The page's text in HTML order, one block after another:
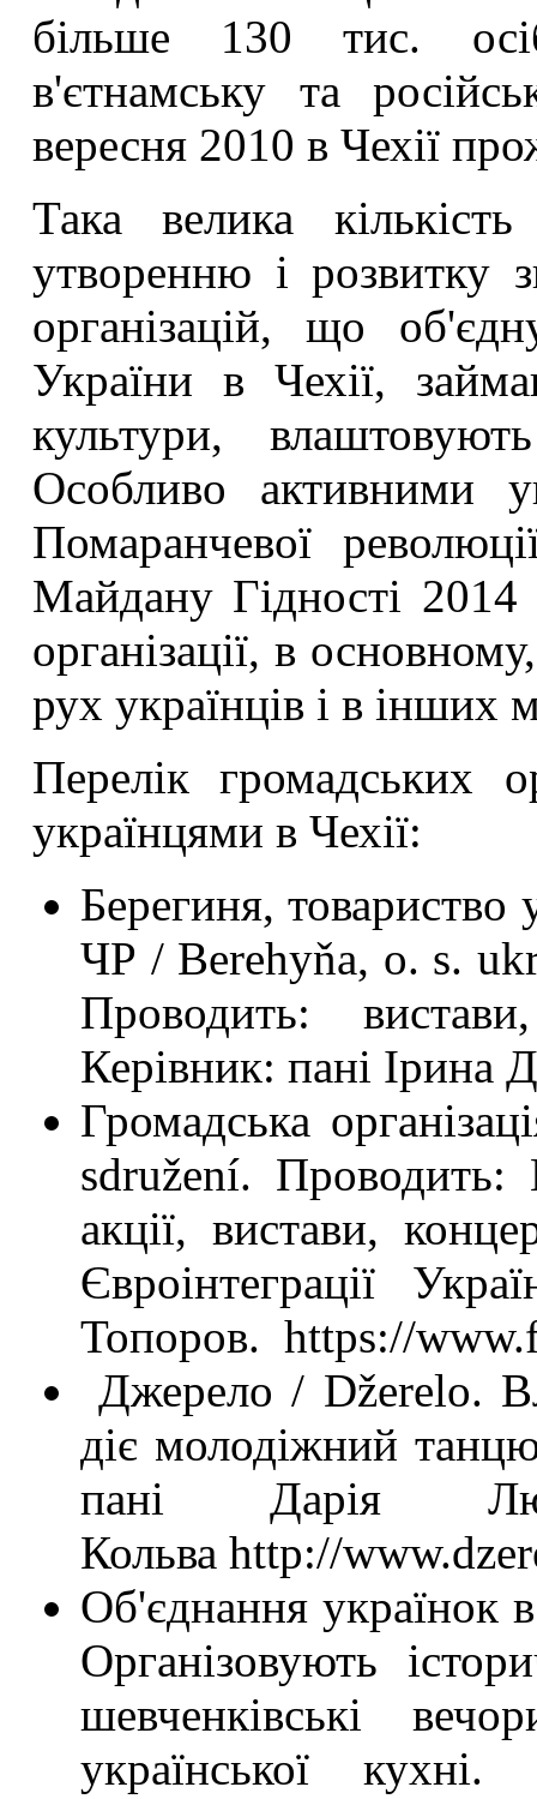
більше 130 тис.
в'єтнамську та
вересня 2010 в Чехії
Така велика
утворенню і розвитку
організацій, що
України в Чехії,
культури,
Особливо активними
Помаранчевої
Майдану Гідності 2014
організації, в
рух українців і в інших
Перелік громадських
українцями в Чехії:
Берегиня, товариство
ЧР / Berehyňa, o. s.
Проводить:
Керівник: пані Ірина
Громадська
sdružení. Проводить:
акції, вистави,
Євроінтеграції
Топоров. https://
Джерело / Džerelo.
діє молодіжний
пані Дарія
Кольва http://
Об'єднання
Організовують
шевченківські
української